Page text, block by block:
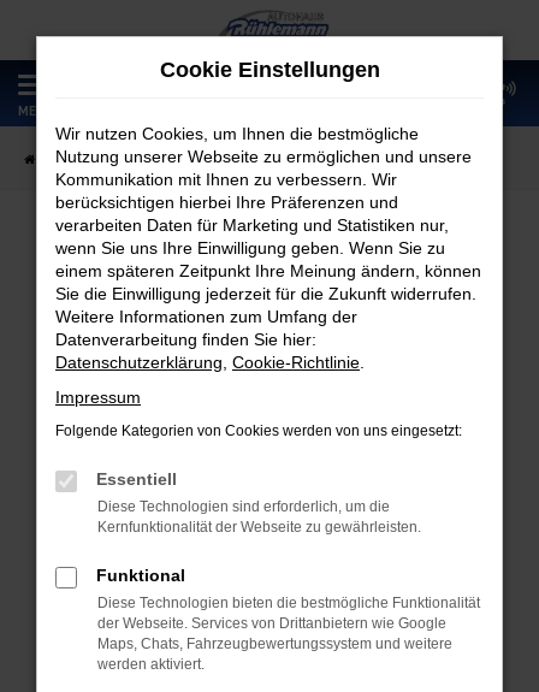
Zum
Hauptinhalt
springen
MENÜ
Startseite Fahrzeugangebote Fahrzeugmarkt
Fahrzeugmarkt
Fehler: Network Error
Beim Laden ist ein Fehler aufgetreten.
Hier sind ein paar Tipps, die dir helfen können:
Überprüfe deine Firewall und deine
Laden andere Webseiten, zum Beispiel
deine Suchmaschine?
Prüfe deine Browsererweiterungen.
Manche Erweiterungen, wie Werbeblocker,
Cookie Einstellungen
Wir nutzen Cookies, um Ihnen die bestmögliche
Nutzung unserer Webseite zu ermöglichen und unsere
Kommunikation mit Ihnen zu verbessern. Wir
berücksichtigen hierbei Ihre Präferenzen und
verarbeiten Daten für Marketing und Statistiken nur,
wenn Sie uns Ihre Einwilligung geben. Wenn Sie zu
einem späteren Zeitpunkt Ihre Meinung ändern, können
Sie die Einwilligung jederzeit für die Zukunft widerrufen.
Weitere Informationen zum Umfang der
Datenverarbeitung finden Sie hier:
Datenschutzerklärung Cookie-Richtlinie
Impressum
Folgende Kategorien von Cookies werden von uns eingesetzt:
Essentiell
Diese Technologien sind erforderlich, um die
Kernfunktionalität der Webseite zu gewährleisten.
Funktional
Diese Technologien bieten die bestmögliche Funktionalität
der Webseite. Services von Drittanbietern wie Google
Maps, Chats, Fahrzeugbewertungssystem und weitere
werden aktiviert.